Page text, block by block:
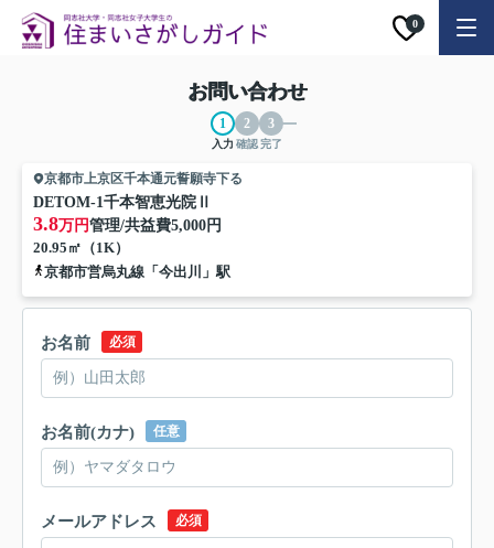
0
お問い合わせ
入力 確認完了
京都市上京区千本通元誓願寺下る
DETOM-1千本智恵光院Ⅱ
3.8万円管理/共益費5,000円
20.95㎡（1K）
京都市営烏丸線「今出川」駅
お名前 必須
お名前(カナ) 任意
メールアドレス 必須